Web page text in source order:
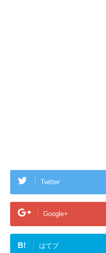
Twitter
Google+
B! はてブ